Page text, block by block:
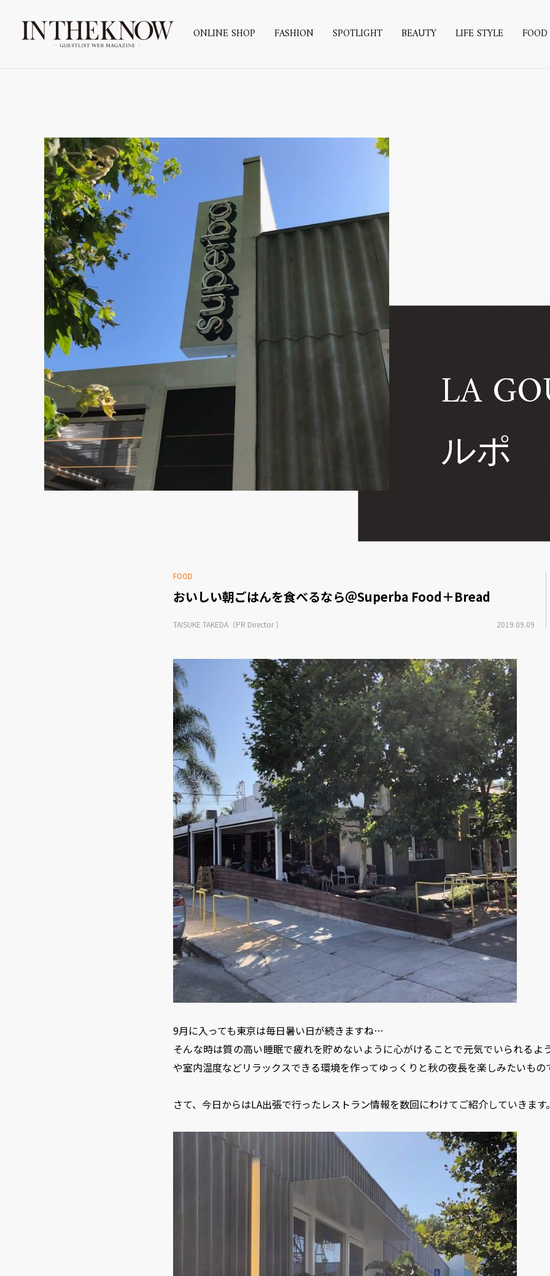
ONLINE SHOP FASHION SPOTLIGHT BEAUTY LIFE STYLE FOOD
LA
ルポ
FOOD
おいしい朝ごはんを食べるなら＠Superba Food＋Bread
TAISUKE TAKEDA（PR Director ） 2019.09.09
9月に入っても東京は毎日暑い日が続きますね…
そんな時は質の高い睡眠で疲れを貯めないように心がけることで元気でいられるよ
や室内温度などリラックスできる環境を作ってゆっくりと秋の夜長を楽しみたいもの
さて、今日からはLA出張で行ったレストラン情報を数回にわけてご紹介していきます。